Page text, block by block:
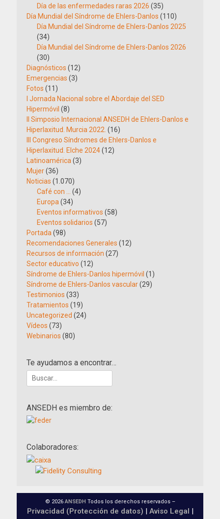
Día de las enfermedades raras 2026 (35)
Día Mundial del Síndrome de Ehlers-Danlos (110)
Día Mundial del Síndrome de Ehlers-Danlos 2025
(34)
Día Mundial del Síndrome de Ehlers-Danlos 2026
(30)
Diagnósticos (12)
Emergencias (3)
Fotos (11)
I Jornada Nacional sobre el Abordaje del SED
Hipermóvil (8)
II Simposio Internacional ANSEDH de Ehlers-Danlos e
Hiperlaxitud. Murcia 2022. (16)
III Congreso Síndromes de Ehlers-Danlos e
Hiperlaxitud. Elche 2024(12)
Latinoamérica (3)
Mujer(36)
Noticias (1.070)
Café con …
(4)
Europa (34)
Eventos informativos (58)
Eventos solidarios (57)
Portada (98)
Recomendaciones Generales (12)
Recursos de información (27)
Sector educativo (12)
Síndrome de Ehlers-Danlos hipermóvil (1)
Síndrome de Ehlers-Danlos vascular(29)
Testimonios (33)
Tratamientos (19)
Uncategorized (24)
Vídeos (73)
Webinarios (80)
Te ayudamos a encontrar…
Buscar:
ANSEDH es miembro de:
Colaboradores:
© 2026ANSEDH Todos los derechos reservados –
Privacidad (Protección de datos) | Aviso Legal |